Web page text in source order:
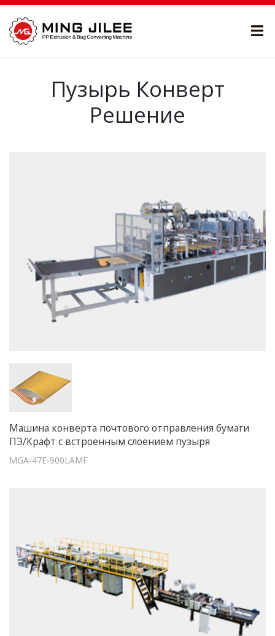
Пузырь Конверт
Решение
Машина конверта почтового отправления бумаги
ПЭ/Крафт с встроенным слоением пузыря
MGA-47E-900LAMF